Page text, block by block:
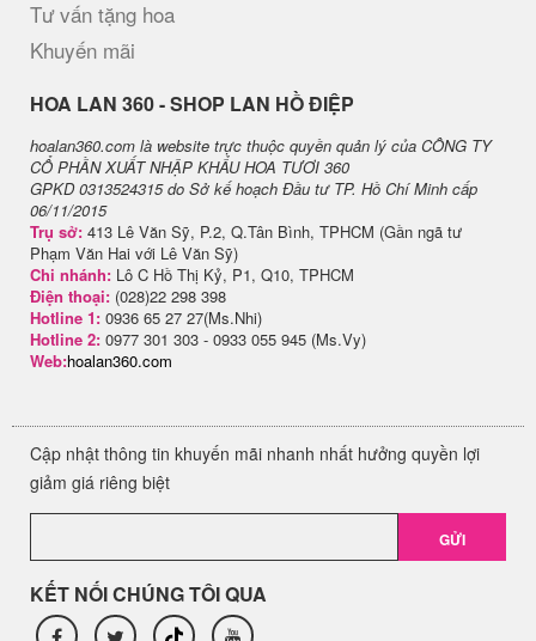
Tư vấn tặng hoa
Khuyến mãi
H​OA LAN 360 - SHOP LAN HỒ ĐIỆP
hoalan360.com là website trực thuộc quyền quản lý của CÔNG TY
CỔ PHẦN XUẤT NHẬP KHẨU HOA TƯƠI 360
GPKD 0313524315 do Sở kế hoạch Đầu tư TP. Hồ Chí Minh cấp
06/11/2015
Trụ sở: 413 Lê Văn Sỹ, P.2, Q.Tân Bình, TPHCM (Gần ngã tư
Phạm Văn Hai với Lê Văn Sỹ)
Chi nhánh: Lô C Hồ Thị Kỷ, P1, Q10, TPHCM
Điện thoại: (028)22 298 398
Hotline 1: 0936 65 27 27(Ms.Nhi)
Hotline 2: 0977 301 303 - 0933 055 945 (Ms.Vy)
Web:hoalan360.com
Cập nhật thông tin khuyến mãi nhanh nhất hưởng quyền lợi
giảm giá riêng biệt
GỬI
KẾT NỐI CHÚNG TÔI QUA